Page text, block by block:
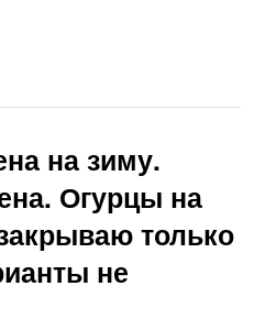
на зиму.
Огурцы на
только
не